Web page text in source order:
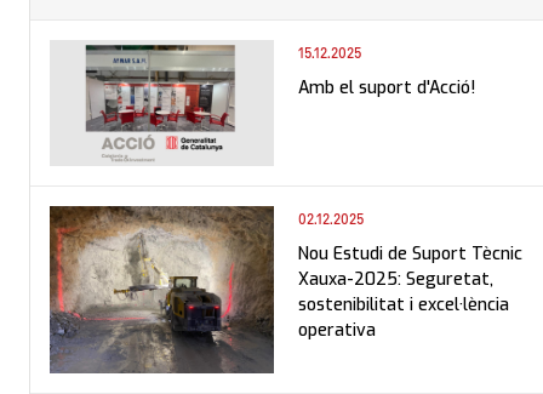
15.12.2025
Amb el suport d'Acció!
02.12.2025
Nou Estudi de Suport Tècnic
Xauxa-2025: Seguretat,
sostenibilitat i excel·lència
operativa